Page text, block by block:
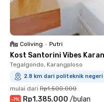
Coliving • Putri
Kost Santorini Vibes
Tegalgondo, Karangploso
2.8 km dari politeknik
mulai dari Rp1.500.000
-7% Rp1.385.000 /bulan